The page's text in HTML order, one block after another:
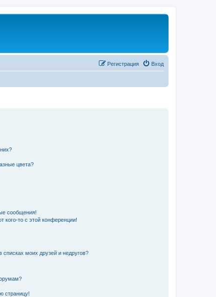
Вход
Регистрация
цвета?
сообщения!
кого-то с этой конференции!
списках моих друзей и недругов?
страницу!